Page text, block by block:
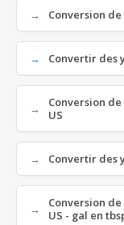
Conversion de
Convertir des
Conversion
US
Convertir des
Conversion
US - gal en